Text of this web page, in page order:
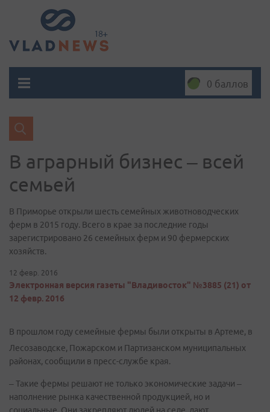
0 баллов
В аграрный бизнес – всей
семьей
В Приморье открыли шесть семейных животноводческих
ферм в 2015 году. Всего в крае за последние годы
зарегистрировано 26 семейных ферм и 90 фермерских
хозяйств.
12 февр. 2016
Электронная версия газеты "Владивосток" №3885 (21) от
12 февр. 2016
В прошлом году семейные фермы были открыты в Артеме, в
Лесозаводске, Пожарском и Партизанском муниципальных
районах, сообщили в пресс-службе края.
– Такие фермы решают не только экономические задачи –
наполнение рынка качественной продукцией, но и